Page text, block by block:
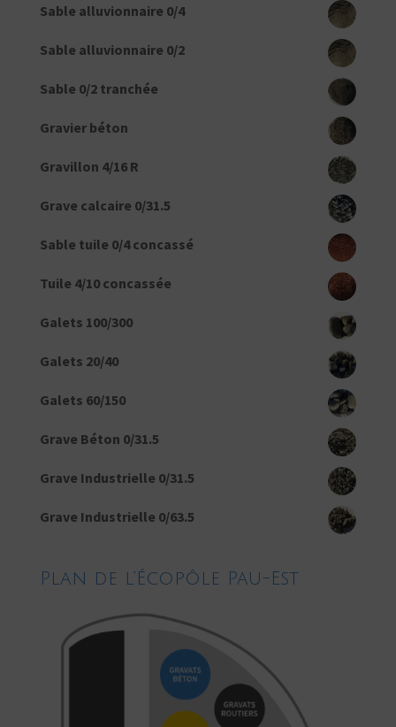
Sable alluvionnaire 0/4
Sable alluvionnaire 0/2
Sable 0/2 tranchée
Gravier béton
Gravillon 4/16 R
Grave calcaire 0/31.5
Sable tuile 0/4 concassé
Tuile 4/10 concassée
Galets 100/300
Galets 20/40
Galets 60/150
Grave Béton 0/31.5
Grave Industrielle 0/31.5
Grave Industrielle 0/63.5
Plan de l’Écopôle Pau-Est